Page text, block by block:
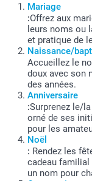
Mariage
:Offrez aux
leurs noms ou
et pratique de
Naissance/
Accueillez le
doux avec son
des années.
Anniversaire
:Surprenez le/
orné de ses
pour les
Noël
: Rendez les
cadeau
un nom pour